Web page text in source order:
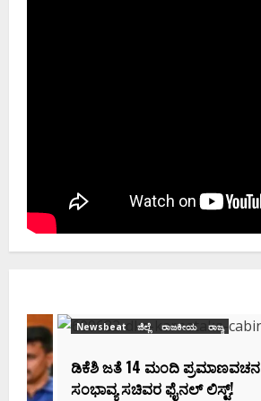
Newsbeat ಜಿಲ್ಲೆ ರಾಜಕೀಯ ರಾಜ್ಯ
ಡಿಕೆಶಿ ಜತೆ 14 ಮಂದಿ ಪ್ರಮಾಣವಚನ
ಸಂಭಾವ್ಯ ಸಚಿವರ ಫೈನಲ್ ಲಿಸ್ಟ್‌!